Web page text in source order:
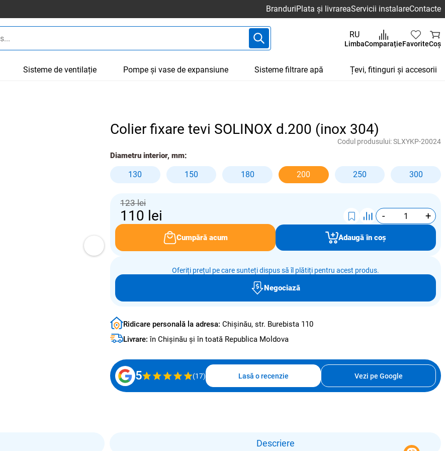
BranduriPlata și livrareaServicii instalareContacte
RU
LimbaComparațieFavoriteCoș
Sisteme de ventilație Pompe și vase de expansiune Sisteme filtrare apă Țevi, fitinguri și accesorii
Colier fixare tevi SOLINOX d.200 (inox 304)
Codul produsului:SLXYKP-20024
Diametru interior, mm:
130 150 180 200 250 300
123 lei
110 lei - +
Cumpără acum Adaugă în coș
Oferiți prețul pe care sunteți dispus să îl plătiți pentru acest produs.
Negociază
Ridicare personală la adresa: Chișinău, str. Burebista 110
Livrare:în Chișinău și în toată Republica Moldova
5 (17) Lasă o recenzie Vezi pe Google
Descriere